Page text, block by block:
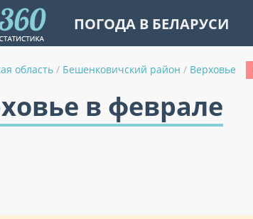
ПОГОДА В БЕЛАРУСИ
область / Бешенковичский район / Верховье
в феврале